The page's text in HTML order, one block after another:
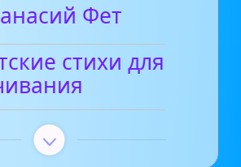
Фет
стихи для